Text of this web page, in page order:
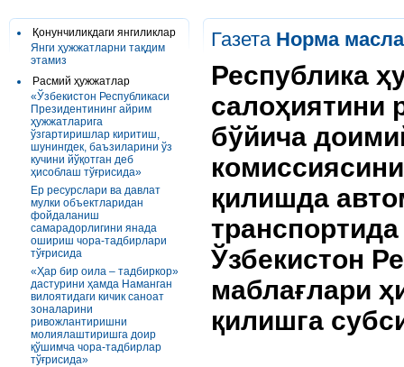
Қонунчиликдаги янгиликлар
Янги ҳужжатларни тақдим
этамиз
Расмий ҳужжатлар
«Ўзбекистон Республикаси
Президентининг айрим
ҳужжатларига
ўзгартиришлар киритиш,
шунингдек, баъзиларини ўз
кучини йўқотган деб
ҳисоблаш тўғрисида»
Ер ресурслари ва давлат
мулки объектларидан
фойдаланиш
самарадорлигини янада
ошириш чора-тадбирлари
тўғрисида
«Ҳар бир оила – тадбиркор»
дастурини ҳамда Наманган
вилоятидаги кичик саноат
зоналарини
ривожлантиришни
молиялаштиришга доир
қўшимча чора-тадбирлар
тўғрисида»
Газета Норма
Республика
салоҳиятини
бўйича
қилишда
Ўзбекистон
маблағлари
қилишга